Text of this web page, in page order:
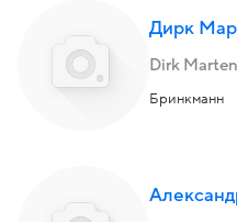
Дирк
Dirk
Бринкманн